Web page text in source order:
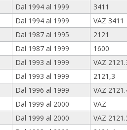
Dal 1994 al 1999 3411
Dal 1994 al 1999 VAZ 3411
Dal 1987 al 1995 2121
Dal 1987 al 1999 1600
Dal 1993 al 1999 VAZ
Dal 1993 al 1999 2121,3
Dal 1996 al 1999 VAZ
Dal 1999 al 2000 VAZ
Dal 1999 al 2000 VAZ